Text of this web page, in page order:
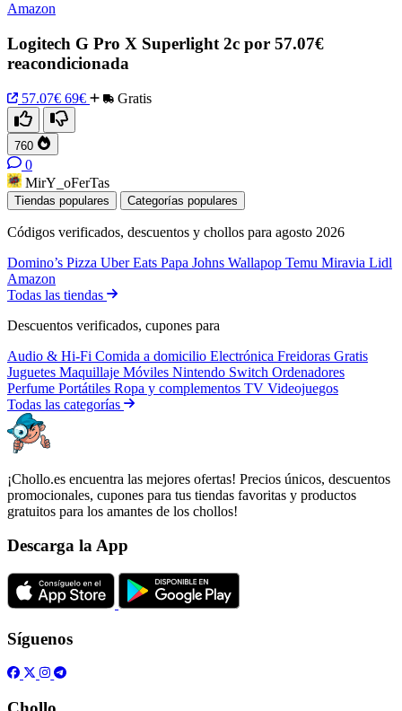
Amazon
Logitech G Pro X Superlight 2c por 57.07€
reacondicionada
57.07€ 69€ Gratis
760
0
MirY_oFerTas
Tiendas populares Categorías populares
Códigos verificados, descuentos y chollos para agosto 2026
Domino’s Pizza Uber Eats Papa Johns Wallapop Temu Miravia Lidl
Amazon
Todas las tiendas
Descuentos verificados, cupones para
Audio & Hi-Fi Comida a domicilio Electrónica Freidoras Gratis
Juguetes Maquillaje Móviles Nintendo Switch Ordenadores
Perfume Portátiles Ropa y complementos TV Videojuegos
Todas las categorías
¡Chollo.es encuentra las mejores ofertas! Precios únicos, descuentos
promocionales, cupones para tus tiendas favoritas y productos
gratuitos para los amantes de los chollos!
Descarga la App
Síguenos